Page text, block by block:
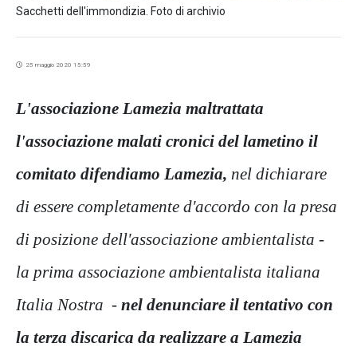
Sacchetti dell'immondizia. Foto di archivio
25 maggio 2020 15:59
L'associazione Lamezia maltrattata
l'associazione malati cronici del lametino il
comitato difendiamo Lamezia, nel dichiarare
di essere completamente d'accordo con la presa
di posizione dell'associazione ambientalista -
la prima associazione ambientalista italiana
Italia Nostra - nel denunciare il tentativo con
la terza discarica da realizzare a Lamezia